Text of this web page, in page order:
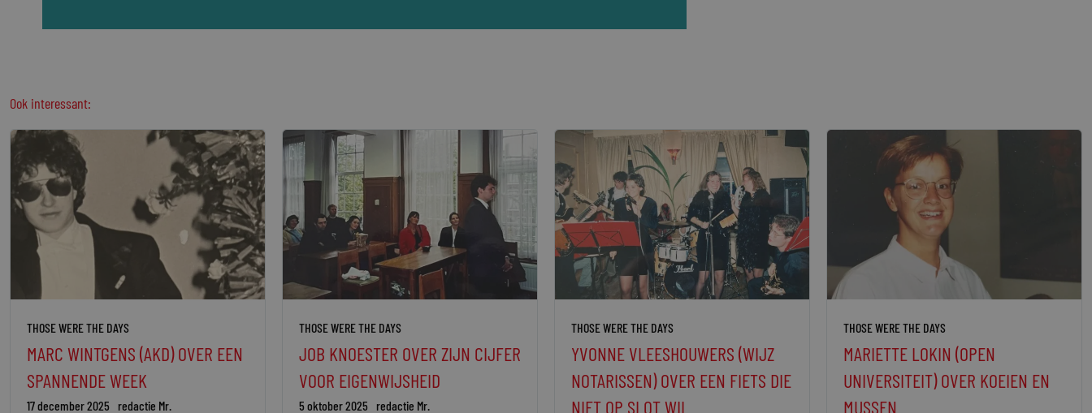
Ook interessant:
THOSE WERE THE DAYS
MARC WINTGENS (AKD) OVER EEN
SPANNENDE WEEK
17 december 2025 redactie Mr.
THOSE WERE THE DAYS
JOB KNOESTER OVER ZIJN CIJFER
VOOR EIGENWIJSHEID
5 oktober 2025 redactie Mr.
THOSE WERE THE DAYS
YVONNE VLEESHOUWERS (WIJZ
NOTARISSEN) OVER EEN FIETS DIE
NIET OP SLOT WIL
THOSE WERE THE DAYS
MARIETTE LOKIN (OPEN
UNIVERSITEIT) OVER KOEIEN EN
MUSSEN